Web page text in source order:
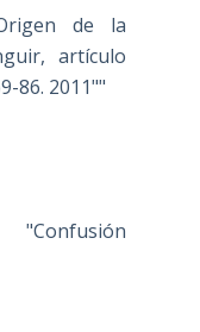
de la
artículo
86. 2011""
"Confusión